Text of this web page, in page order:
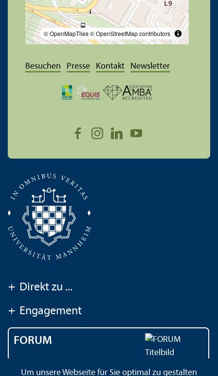
© OpenMapTiles© OpenStreetMap contributors
Besuchen Presse Kontakt Newsletter
+ Direkt zu ...
+ Engagement
FORUM
Um unsere Webseite für Sie optimal zu gestalten